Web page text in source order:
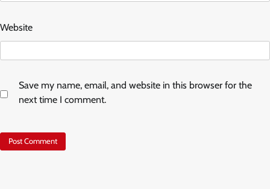
Website
Save my name, email, and website in this browser for the
next time I comment.